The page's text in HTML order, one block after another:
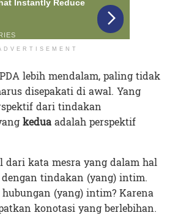
lebih mendalam, paling tidak
disepakati di awal. Yang
dari tindakan
keduaadalah perspektif
dari kata mesra yang dalam hal
tindakan (yang) intim.
(yang) intim? Karena
konotasi yang berlebihan.